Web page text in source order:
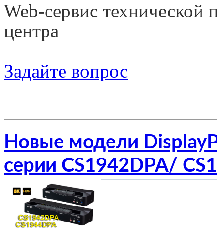
Web-сервис технической
центра
Задайте вопрос
Новые модели
серии CS1942DPA/